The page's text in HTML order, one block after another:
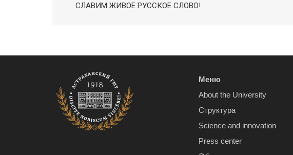
СЛАВИМ ЖИВОЕ РУССКОЕ СЛОВО!
Меню
About the University
Структура
Science and innovation
Press center